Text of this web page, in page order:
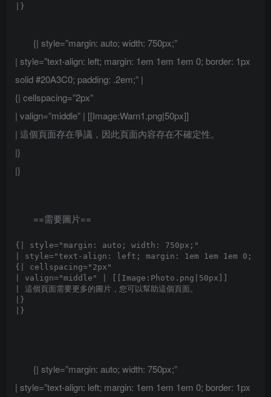
{| style=”margin: auto; width: 750px;”
| style=”text-align: left; margin: 1em 1em 1em 0; border: 1px
solid #20A3C0; padding: .2em;” |
{| cellspacing=”2px”
| valign=”middle” | [[Image:Warn1.png|50px]]
| 這個頁面存在爭議，因此頁面內容存在不確定性。
|}
|}
==需要圖片==
{| style="margin: auto; width: 750px;"
| style="text-align: left; margin: 1em 1em 1em 0;
{| cellspacing="2px"
| valign="middle" | [[Image:Photo.png|50px]]
| 這個頁面需要更多的圖片，您可以幫助這個頁面。
|}
{| style=”margin: auto; width: 750px;”
| style=”text-align: left; margin: 1em 1em 1em 0; border: 1px